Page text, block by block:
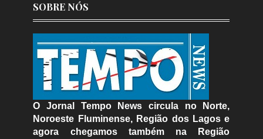
SOBRE NÓS
O Jornal Tempo News circula no Norte,
Noroeste Fluminense, Região dos Lagos e
agora chegamos também na Região